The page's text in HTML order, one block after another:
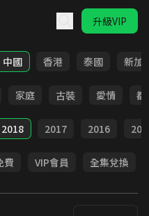
升級VIP
中國 香港 泰國 新加
家庭 古裝 愛情 都
2018 2017 2016
費 VIP會員 全集兌換